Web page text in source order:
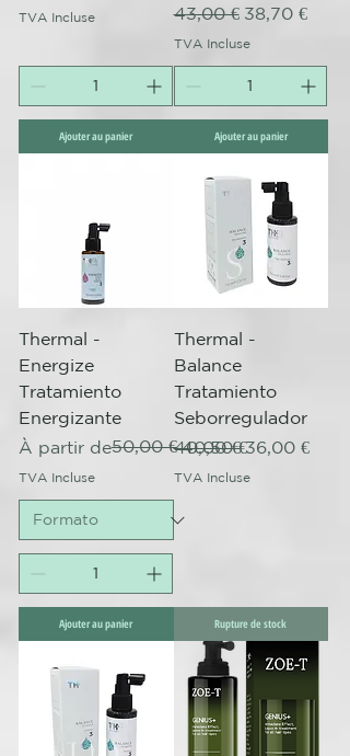
TVA Incluse
Ajouter au panier
Prix original
43,00 € Prix
38,70 €
TVA Incluse
Ajouter au panier
Thermal -
Energize
Tratamiento
Energizante
À partir de
Prix original50,00 € 40,50 €
Prix promotionnel
TVA Incluse
Ajouter au panier
Thermal -
Balance
Tratamiento
Seborregulador
Prix original
40,00 €Prix
36,00 €
TVA Incluse
Rupture de stock